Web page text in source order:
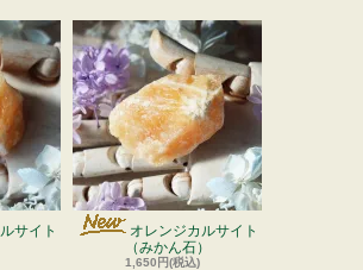
サイト
オレンジカルサイト
（みかん石）
1,650円(税込)